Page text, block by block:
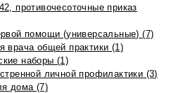
противочесоточные приказ
помощи (универсальные) (7)
врача общей практики (1)
наборы (1)
личной профилактики (3)
дома (7)